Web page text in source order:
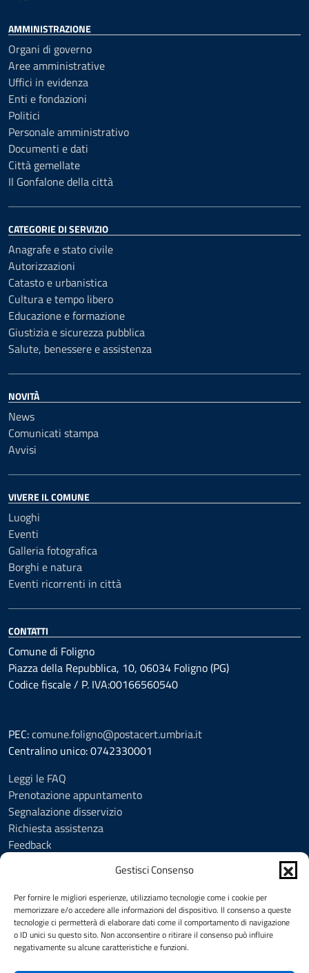
Gestisci Consenso
Per fornire le migliori esperienze, utilizziamo tecnologie come i cookie per
memorizzare e/o accedere alle informazioni del dispositivo. Il consenso a queste
tecnologie ci permetterà di elaborare dati come il comportamento di navigazione
o ID unici su questo sito. Non acconsentire o ritirare il consenso può influire
negativamente su alcune caratteristiche e funzioni.
AMMINISTRAZIONE
Organi di governo
Aree amministrative
Uffici in evidenza
Enti e fondazioni
Politici
Personale amministrativo
Documenti e dati
Città gemellate
Il Gonfalone della città
CATEGORIE DI SERVIZIO
Anagrafe e stato civile
Autorizzazioni
Catasto e urbanistica
Cultura e tempo libero
Educazione e formazione
Giustizia e sicurezza pubblica
Salute, benessere e assistenza
NOVITÀ
News
Comunicati stampa
Avvisi
VIVERE IL COMUNE
Luoghi
Eventi
Galleria fotografica
Borghi e natura
Eventi ricorrenti in città
CONTATTI
Comune di Foligno
Piazza della Repubblica, 10, 06034 Foligno (PG)
Codice fiscale / P. IVA:00166560540
PEC:comune.foligno@postacert.umbria.it
Centralino unico: 0742330001
Leggi le FAQ
Prenotazione appuntamento
Segnalazione disservizio
Richiesta assistenza
Feedback
Informativa privacy
Cookie Policy (UE)
Social Media Policy
Note legali